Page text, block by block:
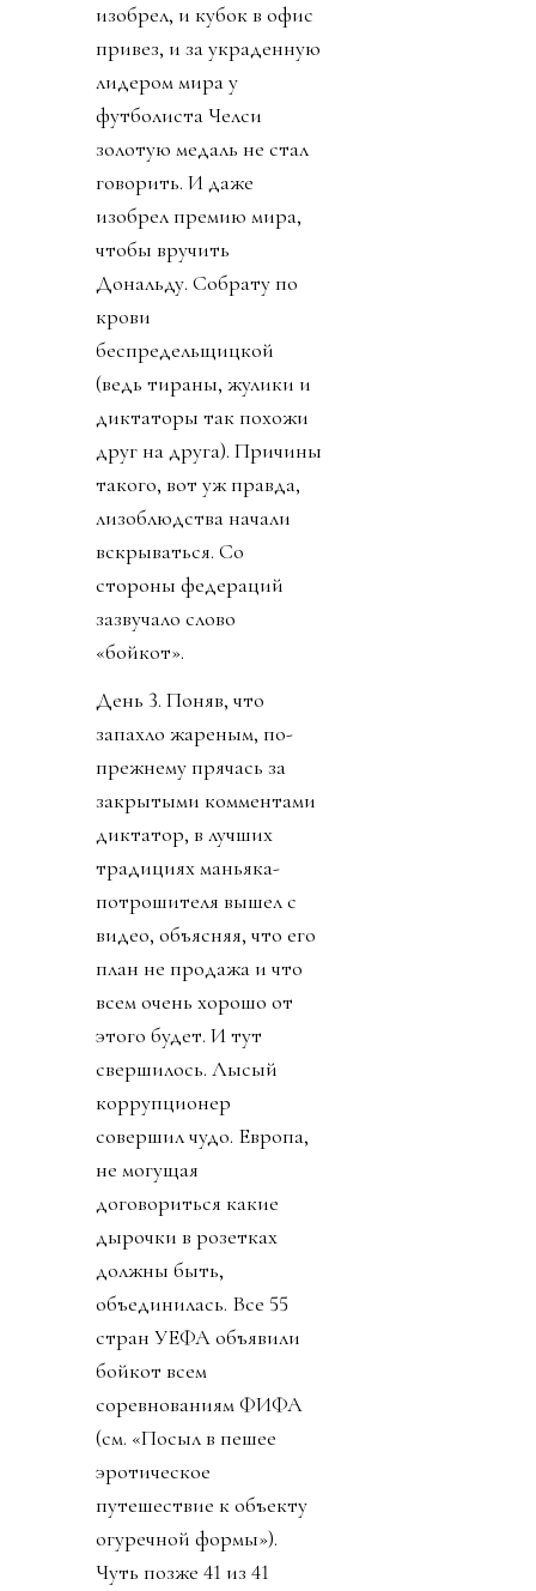
изобрел, и кубок в офис
привез, и за украденную
лидером мира у
футболиста Челси
золотую медаль не стал
говорить. И даже
изобрел премию мира,
чтобы вручить
Дональду. Собрату по
крови
беспредельщицкой
(ведь тираны, жулики и
диктаторы так похожи
друг на друга). Причины
такого, вот уж правда,
лизоблюдства начали
вскрываться. Со
стороны федераций
зазвучало слово
«бойкот».
День 3. Поняв, что
запахло жареным, по-
прежнему прячась за
закрытыми комментами
диктатор, в лучших
традициях маньяка-
потрошителя вышел с
видео, объясняя, что его
план не продажа и что
всем очень хорошо от
этого будет. И тут
свершилось. Лысый
коррупционер
совершил чудо. Европа,
не могущая
договориться какие
дырочки в розетках
должны быть,
объединилась. Все 55
стран УЕФА объявили
бойкот всем
соревнованиям ФИФА
(см. «Посыл в пешее
эротическое
путешествие к объекту
огуречной формы»).
Чуть позже 41 из 41